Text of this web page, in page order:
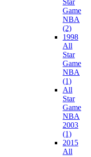
Game
NBA
(2)
1998
All
Star
Game
NBA
(1)
All
Star
Game
NBA
2003
(1)
2015
All